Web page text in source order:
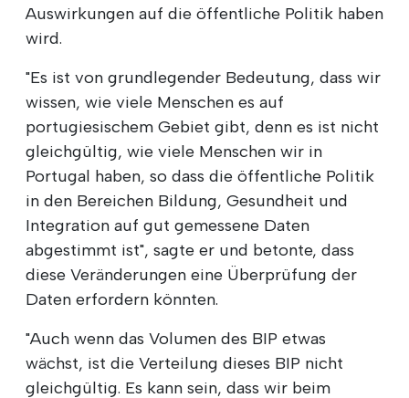
Auswirkungen auf die öffentliche Politik haben
wird.
"Es ist von grundlegender Bedeutung, dass wir
wissen, wie viele Menschen es auf
portugiesischem Gebiet gibt, denn es ist nicht
gleichgültig, wie viele Menschen wir in
Portugal haben, so dass die öffentliche Politik
in den Bereichen Bildung, Gesundheit und
Integration auf gut gemessene Daten
abgestimmt ist", sagte er und betonte, dass
diese Veränderungen eine Überprüfung der
Daten erfordern könnten.
"Auch wenn das Volumen des BIP etwas
wächst, ist die Verteilung dieses BIP nicht
gleichgültig. Es kann sein, dass wir beim